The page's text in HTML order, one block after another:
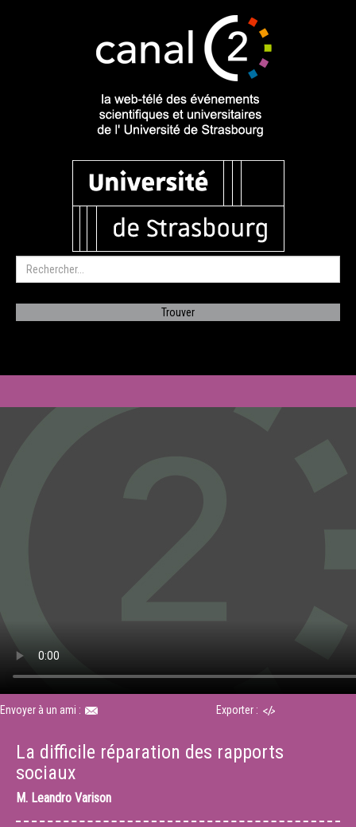
Envoyer à un ami : Exporter :
La difficile réparation des rapports
sociaux
M. Leandro Varison